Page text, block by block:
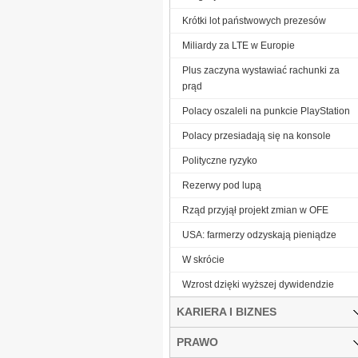
Krótki lot państwowych prezesów
Miliardy za LTE w Europie
Plus zaczyna wystawiać rachunki za
prąd
Polacy oszaleli na punkcie PlayStation
Polacy przesiadają się na konsole
Polityczne ryzyko
Rezerwy pod lupą
Rząd przyjął projekt zmian w OFE
USA: farmerzy odzyskają pieniądze
W skrócie
Wzrost dzięki wyższej dywidendzie
KARIERA I BIZNES
PRAWO